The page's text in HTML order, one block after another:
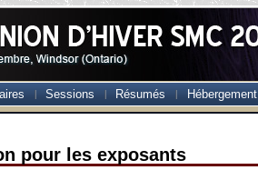
Sessions Résumés Hébergement
pour les exposants